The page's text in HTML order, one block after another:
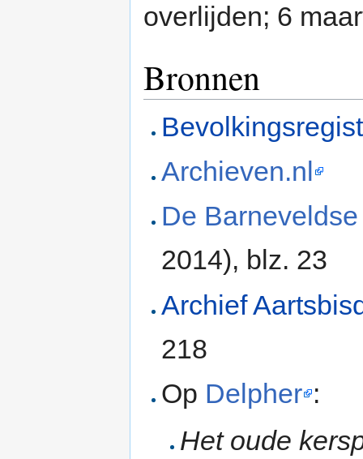
overlijden; 6
Bronnen
Archieven.nl
De
2014), blz. 23
Archief
218
Op Delpher :
Het oude